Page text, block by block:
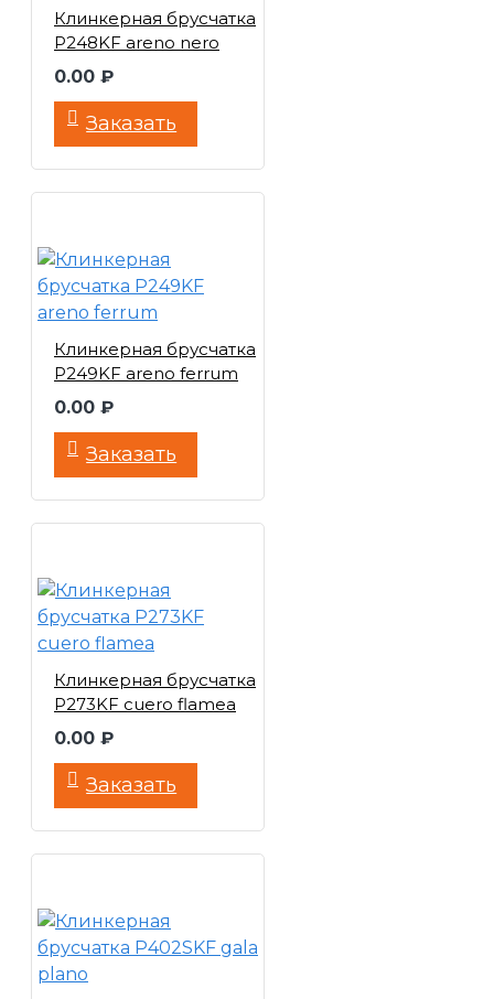
Клинкерная брусчатка
P248KF areno nero
0.00 ₽
Заказать
Клинкерная брусчатка
P249KF areno ferrum
0.00 ₽
Заказать
Клинкерная брусчатка
P273KF cuero flamea
0.00 ₽
Заказать